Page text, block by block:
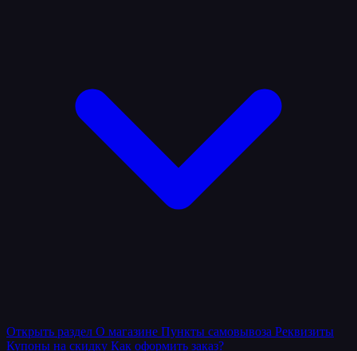
Открыть раздел О магазине Пункты самовывоза Реквизиты
Купоны на скидку Как оформить заказ?